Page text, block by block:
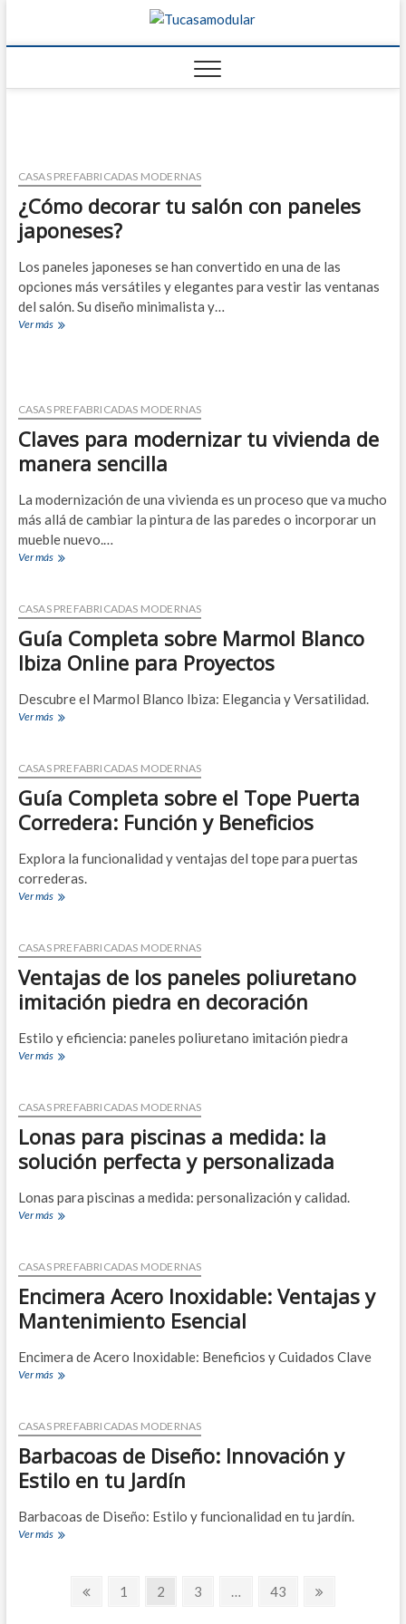
FABRICANTES DE
CASAS PREFABRICADAS MODERNAS
¿Cómo decorar tu salón con paneles
japoneses?
Los paneles japoneses se han convertido en una de las
opciones más versátiles y elegantes para vestir las ventanas
del salón. Su diseño minimalista y…
Ver más¿Cómo
paneles
japoneses?
CASAS PREFABRICADAS MODERNAS
Claves para modernizar tu vivienda de
manera sencilla
La modernización de una vivienda es un proceso que va mucho
más allá de cambiar la pintura de las paredes o incorporar un
mueble nuevo.…
Ver másClaves
tu
vivienda
de
manera
sencilla
CASAS PREFABRICADAS MODERNAS
Guía Completa sobre Marmol Blanco
Ibiza Online para Proyectos
Descubre el Marmol Blanco Ibiza: Elegancia y Versatilidad.
Ver másGuía
Marmol
Blanco
Ibiza
Online
para
CASAS PREFABRICADAS MODERNAS
Guía Completa sobre el Tope Puerta
Corredera: Función y Beneficios
Explora la funcionalidad y ventajas del tope para puertas
correderas.
Ver másGuía
el
Tope
Puerta
Corredera:
Función
Beneficios
CASAS PREFABRICADAS MODERNAS
Ventajas de los paneles poliuretano
imitación piedra en decoración
Estilo y eficiencia: paneles poliuretano imitación piedra
Ver másVentajas
paneles
poliuretano
imitación
piedra
en
CASAS PREFABRICADAS MODERNAS
Lonas para piscinas a medida: la
solución perfecta y personalizada
Lonas para piscinas a medida: personalización y calidad.
Ver másLonas
a
medida:
la
solución
perfecta
personalizada
CASAS PREFABRICADAS MODERNAS
Encimera Acero Inoxidable: Ventajas y
Mantenimiento Esencial
Encimera de Acero Inoxidable: Beneficios y Cuidados Clave
Ver másEncimera
Ventajas
y
Mantenimiento
Esencial
CASAS PREFABRICADAS MODERNAS
Barbacoas de Diseño: Innovación y
Estilo en tu Jardín
Barbacoas de Diseño: Estilo y funcionalidad en tu jardín.
Ver másBarbacoas
Paginación
PáginaPágina
1 Página
2 Página
3 … Página
43
Página